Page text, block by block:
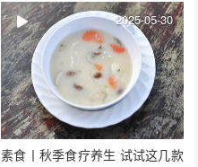
素食丨秋季食疗养生 试试这几款
2025-05-30